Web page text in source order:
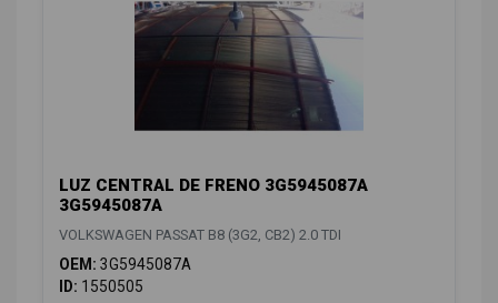
LUZ CENTRAL DE FRENO 3G5945087A
3G5945087A
VOLKSWAGEN PASSAT B8 (3G2, CB2) 2.0 TDI
OEM: 3G5945087A
ID: 1550505